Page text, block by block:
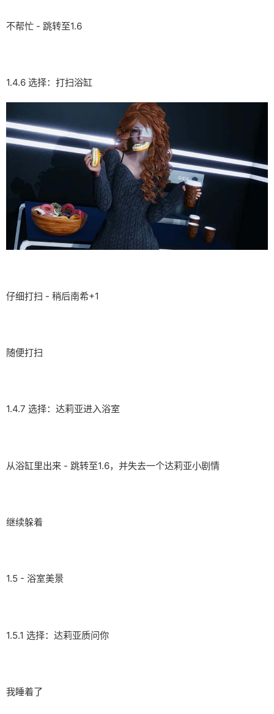
不帮忙 - 跳转至1.6
1.4.6 选择：打扫浴缸
仔细打扫 - 稍后南希+1
随便打扫
1.4.7 选择：达莉亚进入浴室
从浴缸里出来 - 跳转至1.6，并失去一个达莉亚小剧情
继续躲着
1.5 - 浴室美景
1.5.1 选择：达莉亚质问你
我睡着了